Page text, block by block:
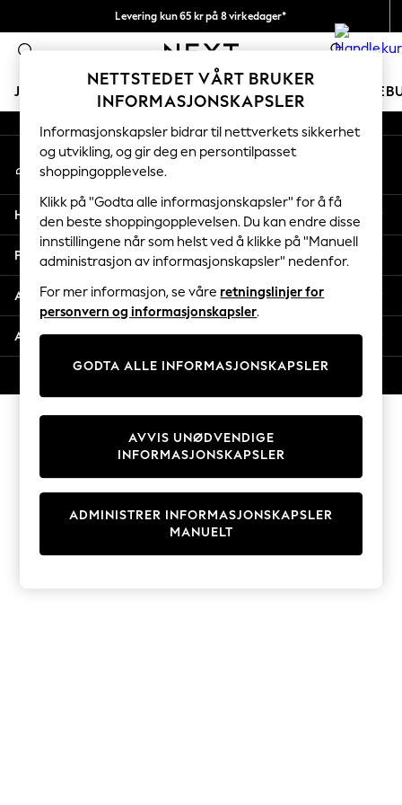
Levering kun 65 kr på 8 virkedager*
Vi betaler alle tollavgifter 0
JENTER GUTTER BABY KVINNER MENN
GIRLS
New In
50 - 92cm
98 - 110cm
116 - 134cm
140 - 174cm
Trending: Top & Short Sets
Trending: Clogs
Toy Story
THE SET
Coats & Jackets
Sweatshirts & Hoodies
Knitwear
Cardigans
Dresses
Sets & Outfits
T-Shirts
An error occurred on client
Våre sosiale nettverk
Min konto
Logg inn på kontoen din
Hjelp
Personvern & Juridisk
Avdelinger
Andre tjenester
NETTSTEDET VÅRT BRUKER
INFORMASJONSKAPSLER
Informasjonskapsler bidrar til nettverkets sikkerhet
og utvikling, og gir deg en persontilpasset
shoppingopplevelse.
Klikk på "Godta alle informasjonskapsler" for å få
den beste shoppingopplevelsen. Du kan endre disse
innstillingene når som helst ved å klikke på "Manuell
administrasjon av informasjonskapsler" nedenfor.
For mer informasjon, se våre retningslinjer for
personvern og informasjonskapsler.
GODTA ALLE INFORMASJONSKAPSLER
ADMINISTRER INFORMASJONSKAPSLER
MANUELT
AVVIS UNØDVENDIGE
INFORMASJONSKAPSLER